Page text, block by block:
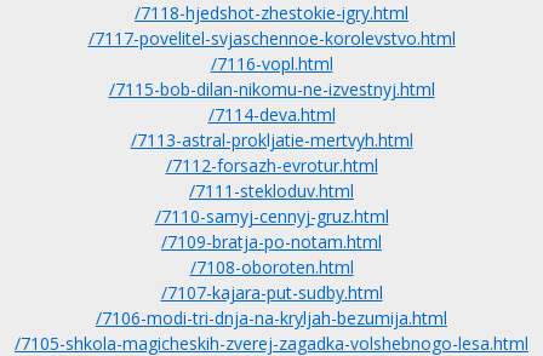
/7118-hjedshot-zhestokie-igry.html
/7117-povelitel-svjaschennoe-korolevstvo.html
/7116-vopl.html
/7115-bob-dilan-nikomu-ne-izvestnyj.html
/7114-deva.html
/7113-astral-prokljatie-mertvyh.html
/7112-forsazh-evrotur.html
/7111-stekloduv.html
/7110-samyj-cennyj-gruz.html
/7109-bratja-po-notam.html
/7108-oboroten.html
/7107-kajara-put-sudby.html
/7106-modi-tri-dnja-na-kryljah-bezumija.html
/7105-shkola-magicheskih-zverej-zagadka-volshebnogo-lesa.html